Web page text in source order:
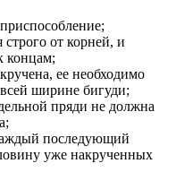
строго от корней, и
концам;
ее необходимо
ширине бигуди;
пряди не должна
последующий
уже накрученных